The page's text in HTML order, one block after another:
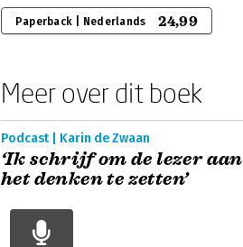
Paperback | Nederlands 24,99
Meer over dit boek
Podcast | Karin de Zwaan
‘Ik schrijf om de lezer aan
het denken te zetten’